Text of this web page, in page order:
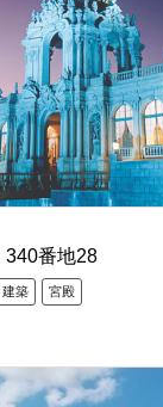
340番地28
建築 宮殿